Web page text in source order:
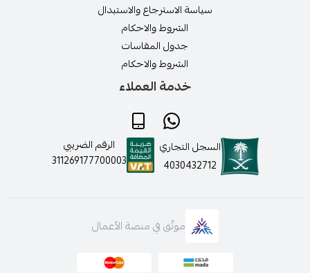
سياسة الاسترجاع والاستبدال
الشروط والاحكام
جدول المقاسات
الشروط والاحكام
خدمة العملاء
السجل التجاري
4030432712
الرقم الضريبي
311269177700003
موثّق في منصة الأعمال